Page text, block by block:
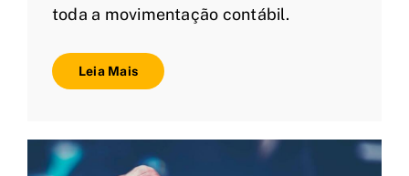
toda a movimentação contábil.
Leia Mais